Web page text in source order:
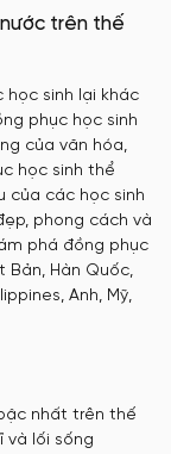
trên thế
sinh lại khác
phục học sinh
của văn hóa,
học sinh thể
của các học sinh
phong cách và
phá đồng phục
Bản, Hàn Quốc,
Anh, Mỹ,
nhất trên thế
và lối sống